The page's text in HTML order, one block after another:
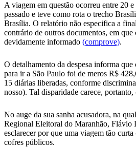
A viagem em questão ocorreu entre 20
passado e teve como rota o trecho
Brasília. O relatório não especifica a
contrário de outros documentos, em
devidamente informado (comprove).
O detalhamento da despesa informa
para ir a São Paulo foi de meros R$
15 diárias liberadas, conforme
nosso). Tal disparidade carece, portanto,
No auge da sua sanha acusadora, na
Regional Eleitoral do Maranhão, Flávio
esclarecer por que uma viagem tão
cofres públicos.